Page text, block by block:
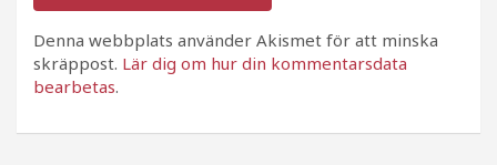
Denna webbplats använder Akismet för att minska
skräppost. Lär dig om hur din kommentarsdata
bearbetas.